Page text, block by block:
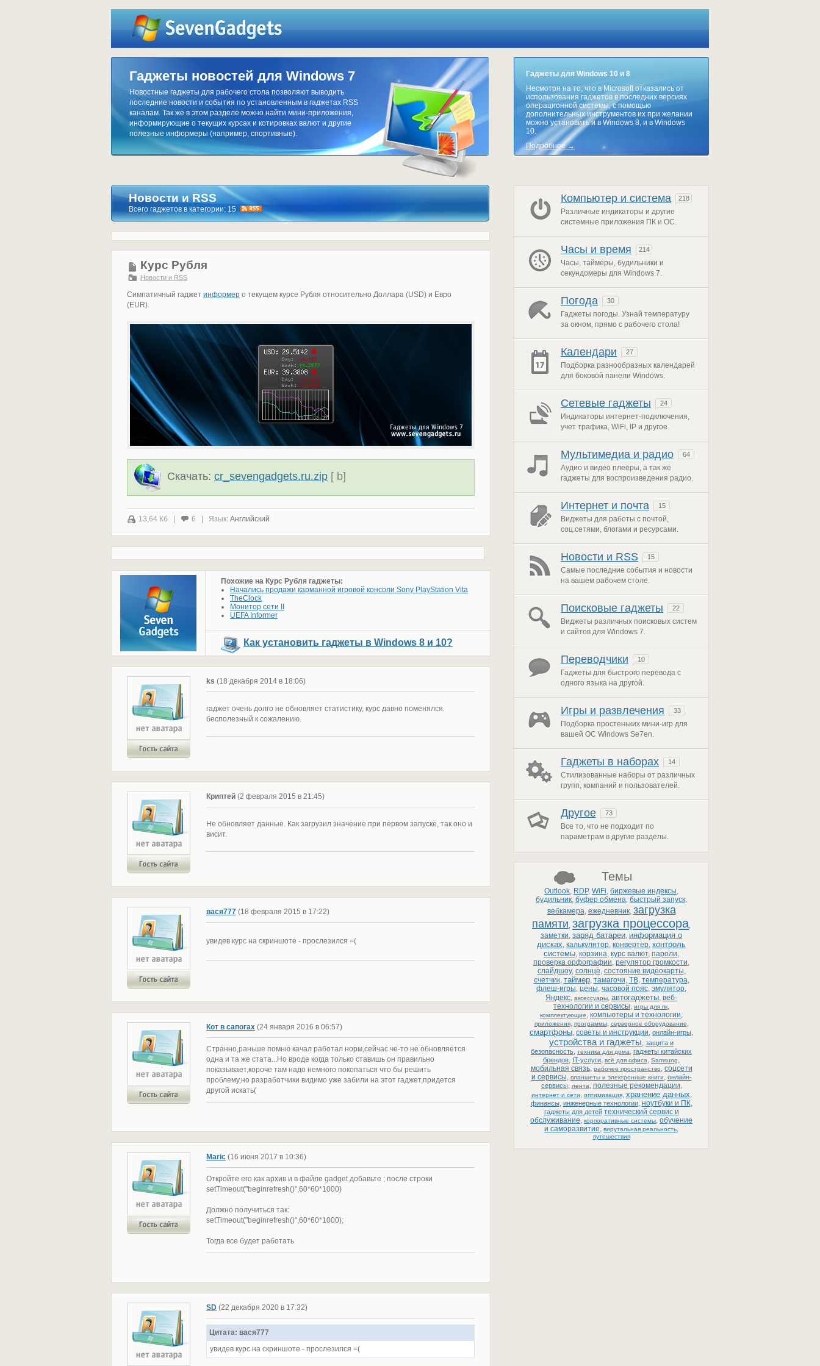
Гаджеты новостей для Windows 7
Новостные гаджеты для рабочего стола позволяют выводить
последние новости и события по установленным в гаджетах RSS
каналам. Так же в этом разделе можно найти мини-приложения,
информирующие о текущих курсах и котировках валют и другие
полезные информеры (например, спортивные).
Гаджеты для Windows 10 и 8
Несмотря на то, что в Microsoft отказались от
использования гаджетов в последних версиях
операционной системы, с помощью
дополнительных инструментов их при желании
можно установить и в Windows 8, и в Windows
10.
Подробнее →
Новости и RSS
Всего гаджетов в категории: 15
Курс Рубля
Новости и RSS
Симпатичный гаджет информер о текущем курсе Рубля относительно Доллара (USD) и Евро
(EUR).
Скачать: cr_sevengadgets.ru.zip [ b]
13,64 Кб | 6 | Язык: Английский
Похожие на Курс Рубля гаджеты:
Начались продажи карманной игровой консоли Sony PlayStation Vita
TheClock
Монитор сети II
UEFA Informer
Как установить гаджеты в Windows 8 и 10?
ks (18 декабря 2014 в 18:06)
гаджет очень долго не обновляет статистику, курс давно поменялся.
бесполезный к сожалению.
Криптей (2 февраля 2015 в 21:45)
Не обновляет данные. Как загрузил значение при первом запуске, так оно и
висит.
вася777 (18 февраля 2015 в 17:22)
увидев курс на скриншоте - прослезился =(
Кот в сапогах (24 января 2016 в 06:57)
Странно,раньше помню качал работал норм,сейчас че-то не обновляется
одна и та же стата...Но вроде когда только ставишь он правильно
показывает,короче там надо немного покопаться что бы решить
проблему,но разработчики видимо уже забили на этот гаджет,придется
другой искать(
Maric (16 июня 2017 в 10:36)
Откройте его как архив и в файле gadget добавьте ; после строки
setTimeout("beginrefresh()",60*60*1000)
Должно получиться так:
setTimeout("beginrefresh()",60*60*1000);
Тогда все будет работать
SD (22 декабря 2020 в 17:32)
Цитата: вася777
увидев курс на скриншоте - прослезился =(
Компьютер и система 218
Различные индикаторы и другие
системные приложения ПК и ОС.
Часы и время 214
Часы, таймеры, будильники и
секундомеры для Windows 7.
Погода 30
Гаджеты погоды. Узнай температуру
за окном, прямо с рабочего стола!
Календари 27
Подборка разнообразных календарей
для боковой панели Windows.
Сетевые гаджеты 24
Индикаторы интернет-подключения,
учет трафика, WiFi, IP и другое.
Мультимедиа и радио 64
Аудио и видео плееры, а так же
гаджеты для воспроизведения радио.
Интернет и почта 15
Виджеты для работы с почтой,
соц.сетями, блогами и ресурсами.
Новости и RSS 15
Самые последние события и новости
на вашем рабочем столе.
Поисковые гаджеты 22
Виджеты различных поисковых систем
и сайтов для Windows 7.
Переводчики 10
Гаджеты для быстрого перевода с
одного языка на другой.
Игры и развлечения 33
Подборка простеньких мини-игр для
вашей ОС Windows Se7en.
Гаджеты в наборах 14
Стилизованные наборы от различных
групп, компаний и пользователей.
Другое 73
Все то, что не подходит по
параметрам в другие разделы.
Темы
Outlook, RDP, WiFi, биржевые индексы,
будильник, буфер обмена, быстрый запуск,
вебкамера, ежедневник, загрузка
памяти, загрузка процессора,
заметки, заряд батареи, информация о
дисках, калькулятор, конвертер, контроль
системы, корзина, курс валют, пароли,
проверка орфографии, регулятор громкости,
слайдшоу, солнце, состояние видеокарты,
счетчик, таймер, тамагочи, ТВ, температура,
флеш-игры, цены, часовой пояс, эмулятор,
Яндекс, аксессуары, автогаджеты, веб-
технологии и сервисы, игры для пк,
комплектующие, компьютеры и технологии,
приложения, программы, серверное оборудование,
смартфоны, советы и инструкции, онлайн-игры,
устройства и гаджеты, защита и
безопасность, техника для дома, гаджеты китайских
брендов, IT-услуги, всё для офиса, Samsung,
мобильная связь, рабочее пространство, соцсети
и сервисы, планшеты и электронные книги, онлайн-
сервисы, лента, полезные рекомендации,
интернет и сети, оптимизация, хранение данных,
финансы, инженерные технологии, ноутбуки и ПК,
гаджеты для детей технический сервис и
обслуживание, корпоративные системы, обучение
и саморазвитие, вирутальная реальность,
путешествия